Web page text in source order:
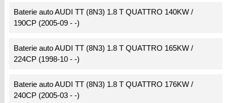
Baterie auto AUDI TT (8N3) 1.8 T QUATTRO 140KW /
190CP (2005-09 - -)
Baterie auto AUDI TT (8N3) 1.8 T QUATTRO 165KW /
224CP (1998-10 - -)
Baterie auto AUDI TT (8N3) 1.8 T QUATTRO 176KW /
240CP (2005-03 - -)